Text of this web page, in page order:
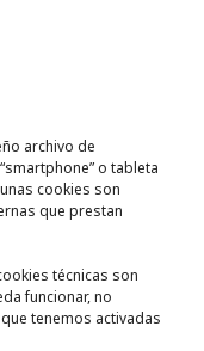
archivo de
o tableta
cookies son
que prestan
técnicas son
funcionar, no
tenemos activadas